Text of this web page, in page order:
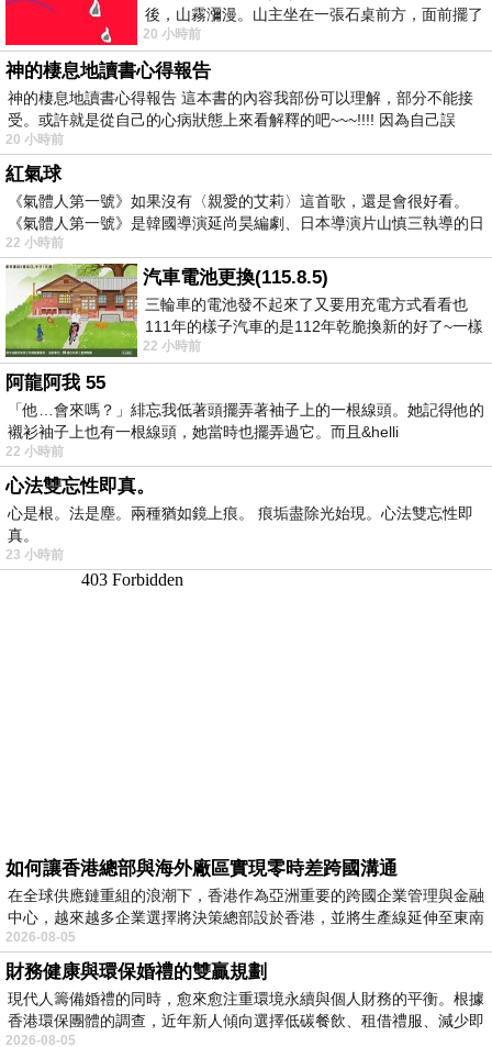
後，山霧瀰漫。山主坐在一張石桌前方，面前擺了
一盤未下完的棋盤，還有一壺茶與兩只冒
20 小時前
神的棲息地讀書心得報告
神的棲息地讀書心得報告 這本書的內容我部份可以理解，部分不能接
受。或許就是從自己的心病狀態上來看解釋的吧~~~!!!! 因為自己誤
20 小時前
紅氣球
《氣體人第一號》如果沒有〈親愛的艾莉〉這首歌，還是會很好看。
《氣體人第一號》是韓國導演延尚昊編劇、日本導演片山慎三執導的日
22 小時前
汽車電池更換(115.8.5)
三輪車的電池發不起來了又要用充電方式看看也
111年的樣子汽車的是112年乾脆換新的好了~一樣
在阿炮電池買的漲了一百多塊吧
22 小時前
阿龍阿我 55
「他…會來嗎？」緋忘我低著頭擺弄著袖子上的一根線頭。她記得他的
襯衫袖子上也有一根線頭，她當時也擺弄過它。而且&helli
22 小時前
心法雙忘性即真。
心是根。法是塵。兩種猶如鏡上痕。 痕垢盡除光始現。心法雙忘性即
真。
23 小時前
如何讓香港總部與海外廠區實現零時差跨國溝通
在全球供應鏈重組的浪潮下，香港作為亞洲重要的跨國企業管理與金融
中心，越來越多企業選擇將決策總部設於香港，並將生產線延伸至東南
2026-08-05
財務健康與環保婚禮的雙贏規劃
現代人籌備婚禮的同時，愈來愈注重環境永續與個人財務的平衡。根據
香港環保團體的調查，近年新人傾向選擇低碳餐飲、租借禮服、減少即
2026-08-05